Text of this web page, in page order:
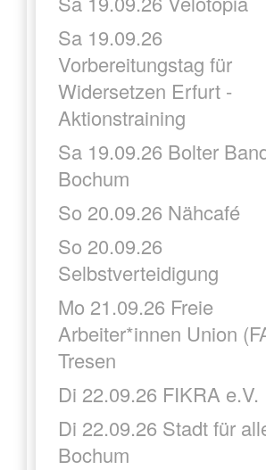
Sa 19.09.26
Vorbereitungstag für
Widersetzen Erfurt -
Aktionstraining
Sa 19.09.26 Bolter
Bochum
So 20.09.26 Nähcafé
So 20.09.26
Selbstverteidigung
Mo 21.09.26 Freie
Arbeiter*innen Union
Tresen
Di 22.09.26 FIKRA e.V.
Di 22.09.26 Stadt für
Bochum